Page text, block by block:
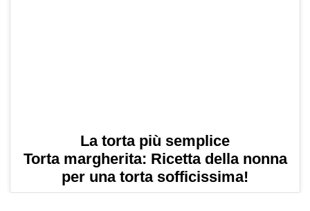
La torta più semplice
Torta margherita: Ricetta della nonna
per una torta sofficissima!